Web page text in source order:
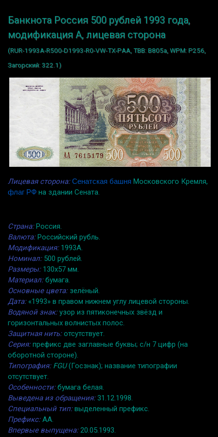
Банкнота Россия 500 рублей 1993 года,
модификация A, лицевая сторона
(RUR-1993A-R500-D1993-R0-VW-TX-PАА, TBB: B805a, WPM: P256,
Загорский: 322.1)
Лицевая сторона: Сенатская башня Московского Кремля,
флаг РФ на здании Сената.
Страна:Россия.
Валюта:Российский рубль.
Модификация:1993A.
Номинал:500 рублей.
Размеры:130x57 мм.
Материал:бумага.
Основные цвета:зелёный.
Дата:«1993» в правом нижнем углу лицевой стороны.
Водяной знак:узор из пятиконечных звёзд и
горизонтальных волнистых полос.
Защитная нить:отсутствует.
Серия:префикс две заглавные буквы; с/н 7 цифр (на
оборотной стороне).
Типография: FGU(Госзнак); название типографии
отсутствует.
Особенности:бумага белая.
Выведена из обращения:31.12.1998.
Специальный тип:выделенный префикс.
Префикс:АА.
Впервые выпущена:20.05.1993.